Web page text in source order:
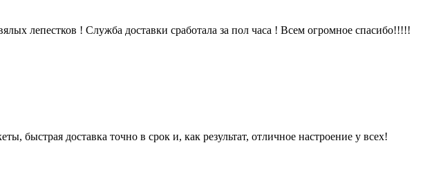
лепестков ! Служба доставки сработала за пол часа ! Всем огромное спасибо!!!!!
быстрая доставка точно в срок и, как результат, отличное настроение у всех!